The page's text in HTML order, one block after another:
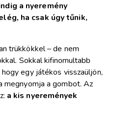
a nyeremény
ha csak úgy tűnik,
trükkökkel – de nem
Sokkal kifinomultabb
egy játékos visszaüljön,
megnyomja a gombot. Az
a kis nyeremények